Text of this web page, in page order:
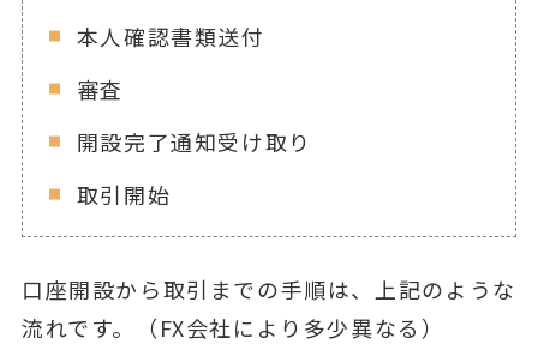
本人確認書類送付
審査
開設完了通知受け取り
取引開始
口座開設から取引までの手順は、上記のような
流れです。（FX会社により多少異なる）